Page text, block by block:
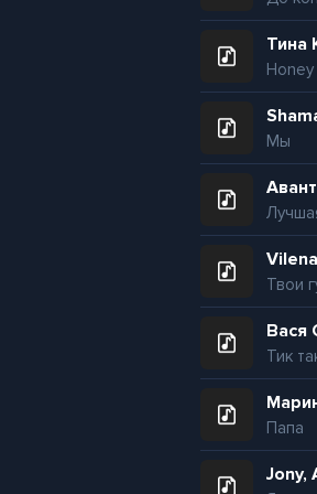
Тина
Мы
Vilena
Твои
Вася
Тик
Папа
Jony,